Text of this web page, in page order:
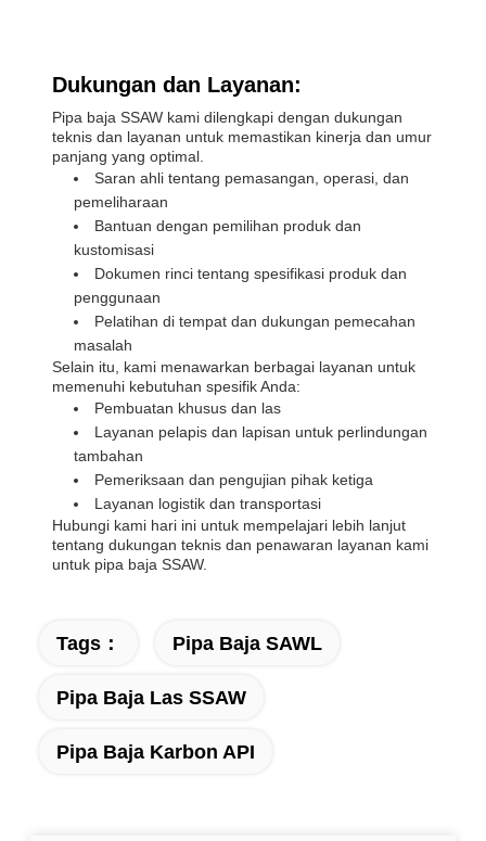
Dukungan dan Layanan:
Pipa baja SSAW kami dilengkapi dengan dukungan
teknis dan layanan untuk memastikan kinerja dan umur
panjang yang optimal.
Saran ahli tentang pemasangan, operasi, dan
pemeliharaan
Bantuan dengan pemilihan produk dan
kustomisasi
Dokumen rinci tentang spesifikasi produk dan
penggunaan
Pelatihan di tempat dan dukungan pemecahan
masalah
Selain itu, kami menawarkan berbagai layanan untuk
memenuhi kebutuhan spesifik Anda:
Pembuatan khusus dan las
Layanan pelapis dan lapisan untuk perlindungan
tambahan
Pemeriksaan dan pengujian pihak ketiga
Layanan logistik dan transportasi
Hubungi kami hari ini untuk mempelajari lebih lanjut
tentang dukungan teknis dan penawaran layanan kami
untuk pipa baja SSAW.
Tags： Pipa Baja SAWL
Pipa Baja Las SSAW
Pipa Baja Karbon API